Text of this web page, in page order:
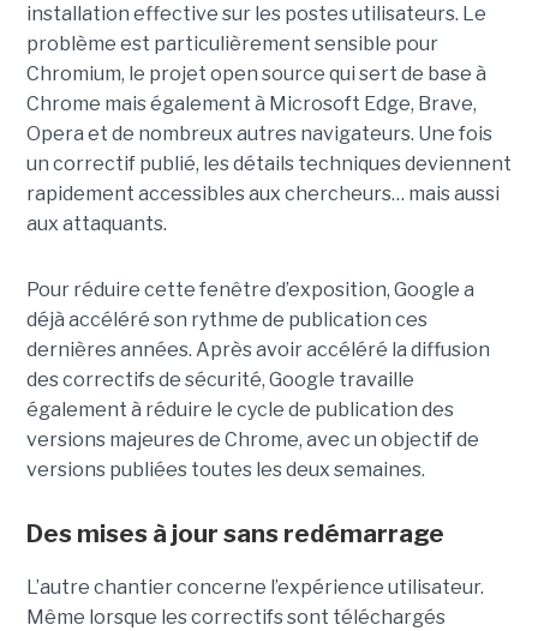
installation effective sur les postes utilisateurs. Le
problème est particulièrement sensible pour
Chromium, le projet open source qui sert de base à
Chrome mais également à Microsoft Edge, Brave,
Opera et de nombreux autres navigateurs. Une fois
un correctif publié, les détails techniques deviennent
rapidement accessibles aux chercheurs… mais aussi
aux attaquants.
Pour réduire cette fenêtre d’exposition, Google a
déjà accéléré son rythme de publication ces
dernières années. Après avoir accéléré la diffusion
des correctifs de sécurité, Google travaille
également à réduire le cycle de publication des
versions majeures de Chrome, avec un objectif de
versions publiées toutes les deux semaines.
Des mises à jour sans redémarrage
L’autre chantier concerne l’expérience utilisateur.
Même lorsque les correctifs sont téléchargés